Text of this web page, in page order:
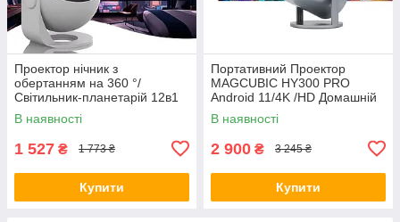
Проектор нічник з
обертанням на 360 °/
Світильник-планетарій 12в1
для дітей USB
В наявності
1 527 ₴ 1 773 ₴
Купити
Портативний Проектор
MAGCUBIC HY300 PRO
Android 11/4K /HD Домашній
Кінотеатр з кутом огляду 180°
Gray
В наявності
2 900 ₴ 3 245 ₴
Купити